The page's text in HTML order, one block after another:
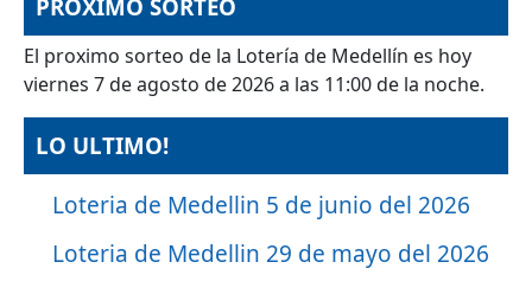
PROXIMO SORTEO
El proximo sorteo de la Lotería de Medellín es hoy
viernes 7 de agosto de 2026 a las 11:00 de la noche.
LO ULTIMO!
Loteria de Medellin 5 de junio del 2026
Loteria de Medellin 29 de mayo del 2026